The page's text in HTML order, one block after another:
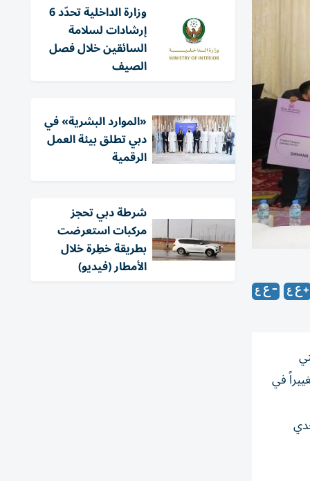
تغييراً في
نسخة عام 2025 من «تحدي
وزارة الداخلية تحدّد 6
إرشادات لسلامة
السائقين خلال فصل
الصيف
«الموارد البشرية» في
دبي تطلق بيئة العمل
الرقمية
شرطة دبي تحجز
مركبات استعرضت
بطريقة خطِرة خلال
الأمطار (فيديو)